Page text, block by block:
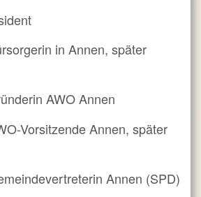
in Annen, später
AWO Annen
Vorsitzende Annen, später
Annen (SPD)